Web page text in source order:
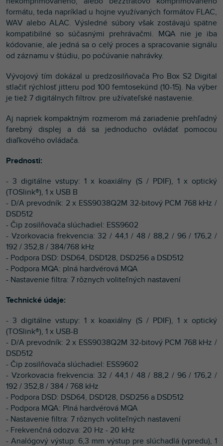
formátu, teda napríklad u hojne využívaných formátov FLAC,
WAV alebo ALAC. Výsledné súbory však zostávajú spätne
kompatibilné so súčasnými prehrávačmi. MQA nie je iba
kódovanie, ale jedná sa o celý proces a spracovanie signálu
od záznamu v štúdiu, po počúvanie nahrávky.
Vývojový tím dokázal u predzosilňovača Pro Box S2 Digital
stlačiť rýchlosť jitteru pod 100 femtosekúnd (10-15). Na výber
je tiež 7 digitálnych filtrov. pre užívateľské nastavenie.
Aj napriek kompaktným rozmerom má zariadenie prehľadný
farebný displej a dá sa jednoducho ovládať pomocou
diaľkového ovládača.
Prednosti:
- 3 digitálne vstupy: 1 x koaxiálny (S / PDIF), 1 x optický
(TOSlink®), 1 x USB B
- D/A prevodník: 2 x ESS9038Q2M 32-bitový PCM 768 kHz /
DSD512
- Čip zosilňovača slúchadiel: ESS9602
- Vzorkovacia frekvencia: 32 / 44,1 / 48 / 88,2 / 96 / 176,2 /
192 / 352,8 / 384/768 kHz
- Podpora DSD: DSD64, DSD128, DSD256 a DSD512
- Podpora MQA: plná hardvérová MQA
- Nastavenie filtra: 7 rôznych voliteľných nastavení
Technické údaje:
- 3 digitálne vstupy: 1 x koaxiálny (S / PDIF), 1 x optický
(TOSlink®), 1 x USB-B
- D/A prevodník: 2 x ESS9038Q2M 32-bitový PCM 768 kHz /
DSD512
- Čip zosilňovača slúchadiel: ESS9602
- Vzorkovacia frekvencia: 32 / 44,1 / 48 / 88,2 / 96 / 176,2 /
192 / 352,8 / 384 / 768 kHz
- Podpora DSD: DSD64, DSD128, DSD256 a DSD512
- Podpora MQA: Plná hardvérová MQA
- Nastavenie filtra: 7 rôznych voliteľných nastavení
- Frekvenčná odozva: 20 Hz - 20 kHz
- Analógový výstup: 6,3 mm výstup pre slúchadlá (vpredu), 1